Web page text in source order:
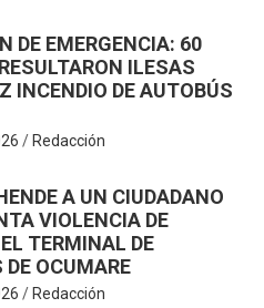
DE EMERGENCIA: 60
ILESAS
INCENDIO DE AUTOBÚS
Redacción
A UN CIUDADANO
VIOLENCIA DE
TERMINAL DE
OCUMARE
Redacción